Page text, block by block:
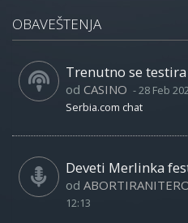
OBAVEŠTENJA
Trenutno se
od CASINO -28 Feb
Serbia.com chat
Deveti Merlinka
od
12:13